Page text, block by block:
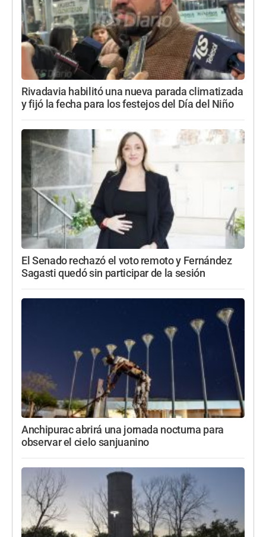
Rivadavia habilitó una nueva parada climatizada
y fijó la fecha para los festejos del Día del Niño
El Senado rechazó el voto remoto y Fernández
Sagasti quedó sin participar de la sesión
Anchipurac abrirá una jornada nocturna para
observar el cielo sanjuanino